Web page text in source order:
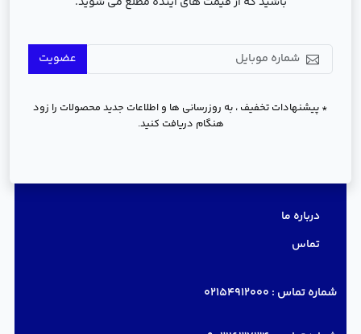
عضویت
* پیشنهادات تخفیف ، به روزرسانی ها و اطلاعات جدید محصولات را زود
هنگام دریافت کنید.
درباره ما
تماس
شماره تماس : 02154912000